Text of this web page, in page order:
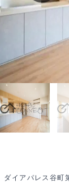
ダイアパレス谷町